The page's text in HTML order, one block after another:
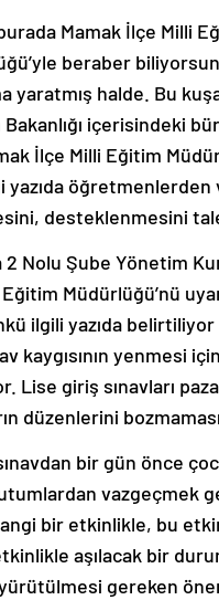
Mamak İlçe Milli
beraber
halde. Bu
içerisindeki
İlçe Milli Eğitim
desteklenmesini
Nolu Şube Yönetim
Müdürlüğü’nü
ilgili yazıda belirtiliyor
kaygısının yenmesi
Lise giriş sınavları
düzenlerini
bir gün önce
vazgeçmek
bir etkinlikle, bu
aşılacak bir
gereken